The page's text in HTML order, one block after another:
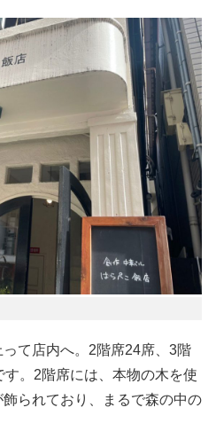
て店内へ。2階席24席、3階
。2階席には、本物の木を使
られており、まるで森の中の